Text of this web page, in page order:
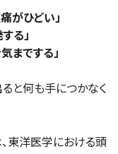
がひどい」
る」
までする」
と何も手につかなく
東洋医学における頭